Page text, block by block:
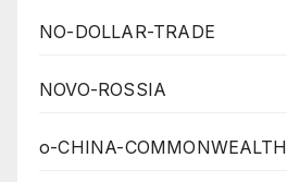
NO-DOLLAR-TRADE
NOVO-ROSSIA
o-CHINA-COMMONWEALTH